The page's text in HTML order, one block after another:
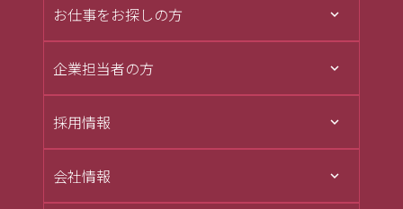
お仕事をお探しの方
企業担当者の方
採用情報
会社情報